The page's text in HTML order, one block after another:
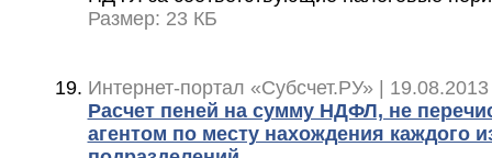
Размер: 23 КБ
Интернет-портал «Субсчет.РУ» |
Расчет пеней на сумму НДФЛ, не
агентом по месту нахождения каждого